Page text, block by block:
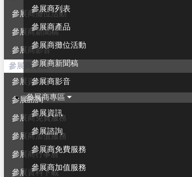
參展商列表
參展商產品
參展商攤位活動
參展商新聞稿
參展商影音
參展商專區
參展資訊
參展諮詢
參展商免費服務
參展商加值服務
參展商攤位活動
參展商新聞稿
參展商影音
參展商專區
參展資訊
參展諮詢
參展商免費服務
參展商加值服務
參展商行事曆
參展資料下載